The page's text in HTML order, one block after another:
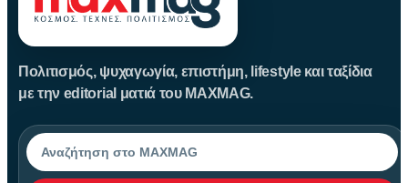
Πολιτισμός, ψυχαγωγία, επιστήμη, lifestyle και ταξίδια
με την editorial ματιά του MAXMAG.
Αναζήτηση